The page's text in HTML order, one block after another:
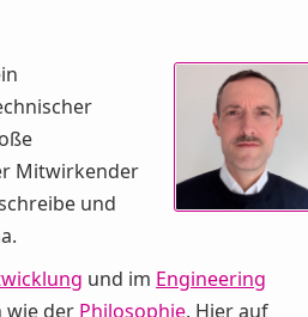
Mitwirkender
und
und im Engineering
wie der Philosophie. Hier auf